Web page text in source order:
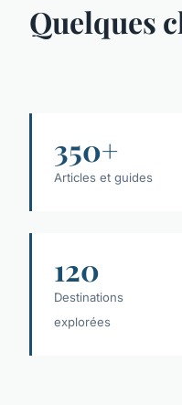
Quelques
350+
Articles et guides
120
Destinations
explorées